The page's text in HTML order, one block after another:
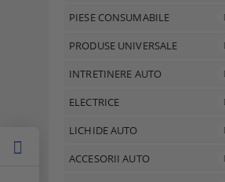
PIESE CONSUMABILE
PRODUSE UNIVERSALE
INTRETINERE AUTO
ELECTRICE
LICHIDE AUTO
ACCESORII AUTO